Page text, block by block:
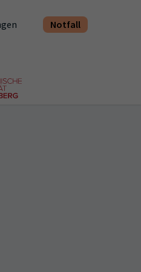
Notfall